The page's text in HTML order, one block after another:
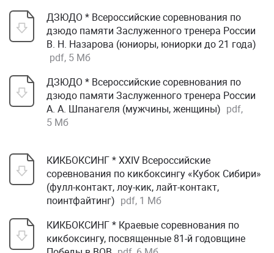
ДЗЮДО * Всероссийские соревнования по
дзюдо памяти Заслуженного тренера России
В. Н. Назарова (юниоры, юниорки до 21 года)
pdf, 5 Мб
ДЗЮДО * Всероссийские соревнования по
дзюдо памяти Заслуженного тренера России
А. А. Шпанагеля (мужчины, женщины) pdf,
5 Мб
КИКБОКСИНГ * XXIV Всероссийские
соревнования по кикбоксингу «Кубок Сибири»
(фулл-контакт, лоу-кик, лайт-контакт,
поинтфайтинг) pdf, 1 Мб
КИКБОКСИНГ * Краевые соревнования по
кикбоксингу, посвященные 81-й годовщине